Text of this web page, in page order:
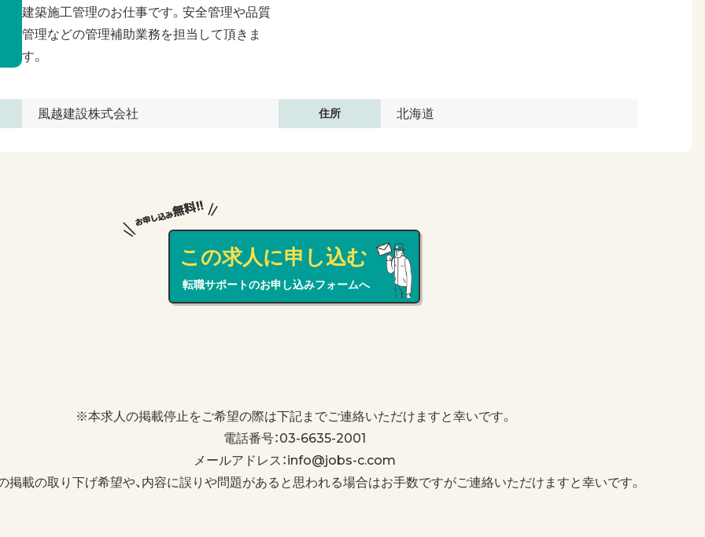
建築施工管理のお仕事です。安全管理や品質
管理などの管理補助業務を担当して頂きま
す。
風越建設株式会社 住所 北海道
この求人に申し込む
転職サポートのお申し込みフォームへ
※本求人の掲載停止をご希望の際は下記までご連絡いただけますと幸いです。
電話番号：03-6635-2001
メールアドレス：info@jobs-c.com
載の取り下げ希望や、内容に誤りや問題があると思われる場合はお手数ですがご連絡いただけますと幸いです。